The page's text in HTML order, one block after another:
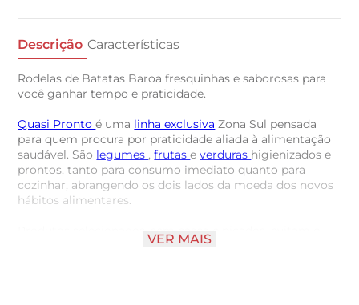
Descrição Características
Rodelas de Batatas Baroa fresquinhas e saborosas para
você ganhar tempo e praticidade.
Quasi Prontoé uma linha exclusiva Zona Sul pensada
para quem procura por praticidade aliada à alimentação
saudável. São legumes ,frutaseverduras higienizados e
prontos, tanto para consumo imediato quanto para
cozinhar, abrangendo os dois lados da moeda dos novos
hábitos alimentares.
Produtos selecionados, sem casca e picados, evitam o
desperdício e diminuem os gastos. Validade de 5 dias
VER MAIS